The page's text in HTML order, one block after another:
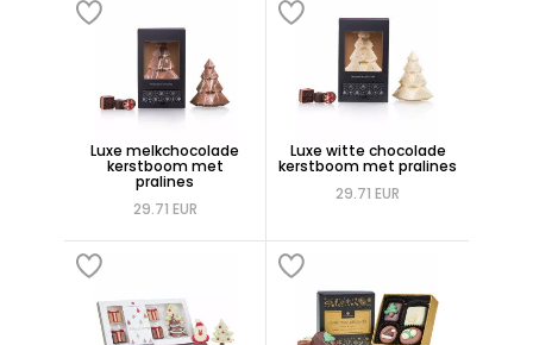
Luxe melkchocolade
kerstboom met
pralines
29.71 EUR
Luxe witte chocolade
kerstboom met pralines
29.71 EUR